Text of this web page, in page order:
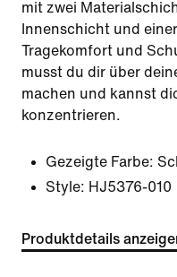
mit zwei
Innenschicht und
Tragekomfort und
musst du dir über
machen und kannst
konzentrieren.
Gezeigte Farbe:
Style: HJ5376-010
Produktdetails